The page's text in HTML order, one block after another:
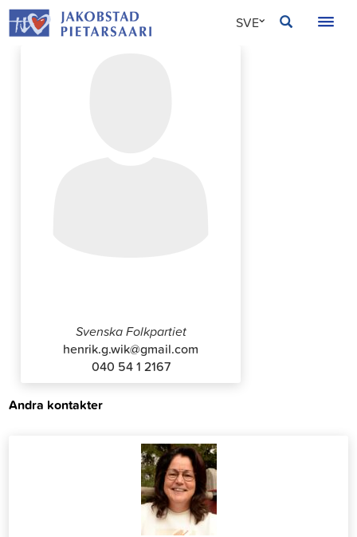
Hoppa
till
SVE
Svenska Folkpartiet
henrik.g.wik@gmail.com
040 54 1 2167
Andra kontakter